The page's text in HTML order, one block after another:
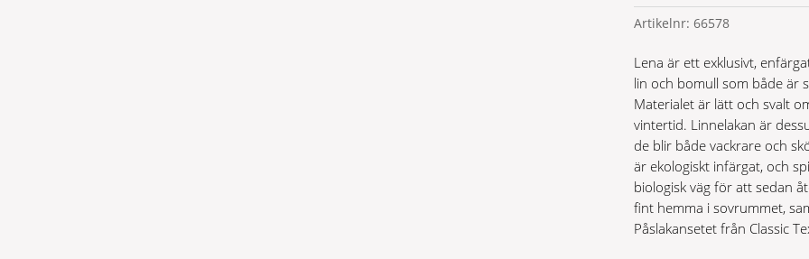
Artikelnr: 66578
Lena är ett exklusivt,
lin och bomull som både är
Materialet är lätt och svalt
vintertid. Linnelakan är
de blir både vackrare och
är ekologiskt infärgat, och
biologisk väg för att sedan
fint hemma i sovrummet,
Påslakansetet från Classic